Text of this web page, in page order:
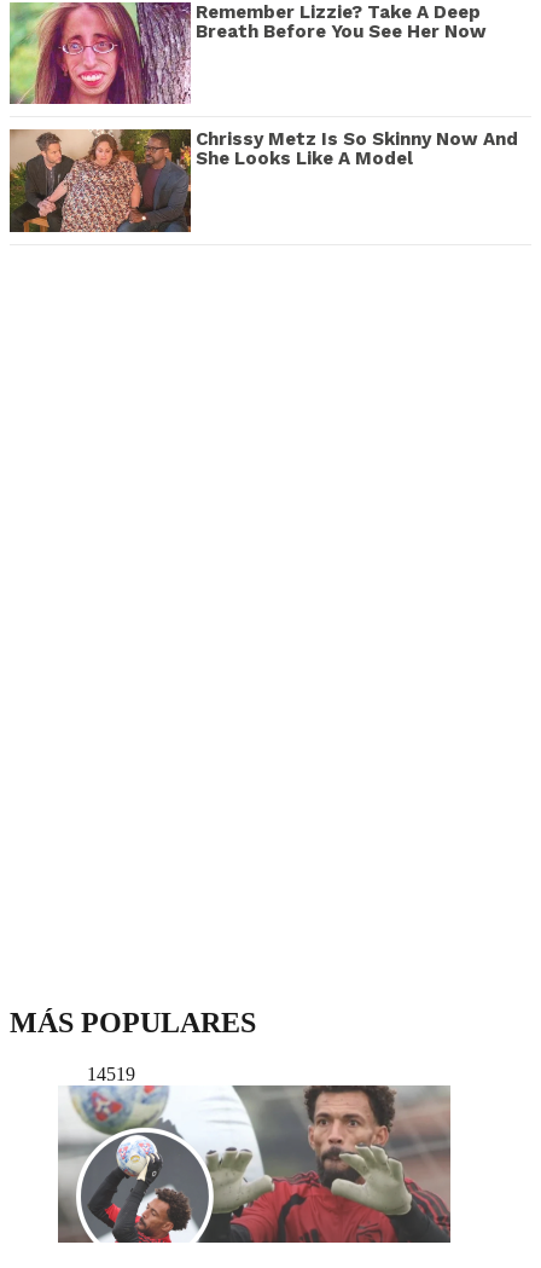
Remember Lizzie? Take A Deep
Breath Before You See Her Now
Chrissy Metz Is So Skinny Now And
She Looks Like A Model
MÁS POPULARES
14519